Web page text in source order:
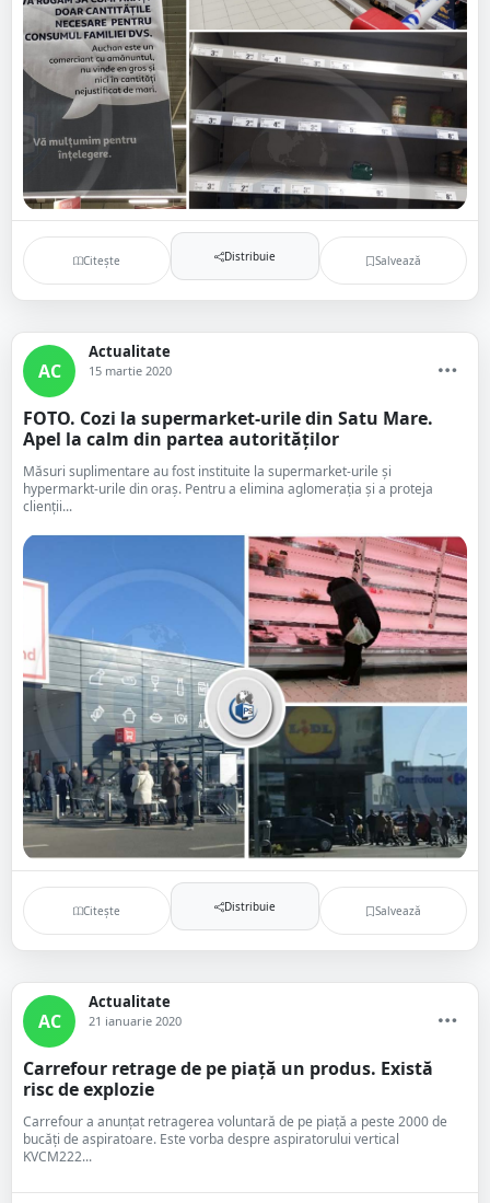
Citește Distribuie Salvează
AC
Actualitate
15 martie 2020
FOTO. Cozi la supermarket-urile din Satu Mare.
Apel la calm din partea autorităților
Măsuri suplimentare au fost instituite la supermarket-urile și
hypermarkt-urile din oraș. Pentru a elimina aglomerația și a proteja
clienții...
Citește Distribuie Salvează
AC
Actualitate
21 ianuarie 2020
Carrefour retrage de pe piață un produs. Există
risc de explozie
Carrefour a anunțat retragerea voluntară de pe piață a peste 2000 de
bucăți de aspiratoare. Este vorba despre aspiratorului vertical
KVCM222...